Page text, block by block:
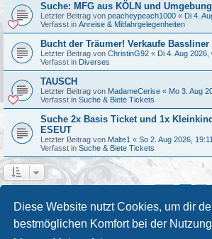
Diese Website nutzt Cookies, um dir
bestmöglichen Komfort bei der
Suche: MFG aus KÖLN und Umgebung
Letzter Beitrag von peacheypeach1000 « Di 4.
Verfasst in Anreise & Mitfahrgelegenheiten
Bucht der Träumer! Verkaufe
Letzter Beitrag von ChristinG92 « Di 4. Aug 2026,
Verfasst in Diverses
TAUSCH
Letzter Beitrag von MadameCerise « Mo 3. Aug
Verfasst in Suche & Biete Tickets
Suche 2x Basis Ticket und 1x
ESEUT
Letzter Beitrag von Malte1 « So 2. Aug 2026, 19:11
Verfasst in Suche & Biete Tickets